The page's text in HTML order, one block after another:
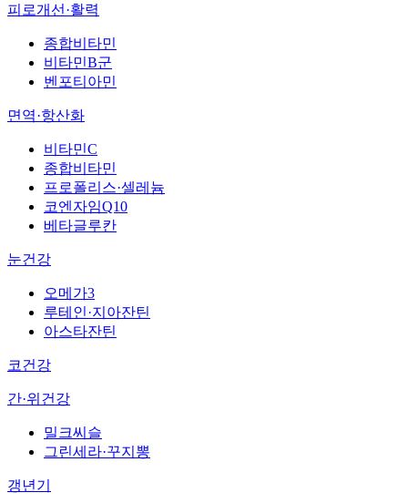
피로개선·활력
종합비타민
비타민B군
벤포티아민
면역·항산화
비타민C
종합비타민
프로폴리스·셀레늄
코엔자임Q10
베타글루칸
눈건강
오메가3
루테인·지아잔틴
아스타잔틴
코건강
간·위건강
밀크씨슬
그린세라·꾸지뽕
갱년기